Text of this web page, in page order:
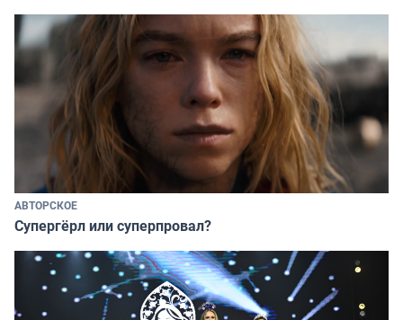
АВТОРСКОЕ
Супергёрл или суперпровал?